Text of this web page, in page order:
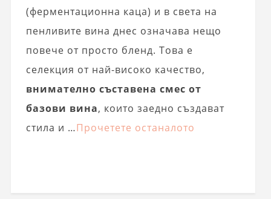
(ферментационна каца) и в света на
пенливите вина днес означава нещо
повече от просто бленд. Това е
селекция от най-високо качество,
внимателно съставена смес от
базови вина, които заедно създават
стила и …Прочетете останалото